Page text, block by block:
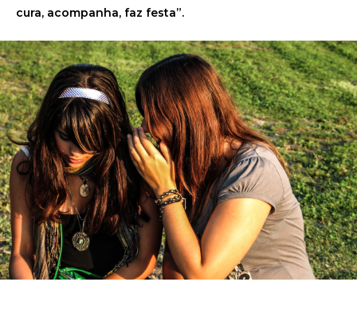
cura, acompanha, faz festa”.